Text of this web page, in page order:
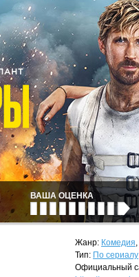
ВАША ОЦЕНКА
Жанр: Комедия,
Тип: По сериалу
Официальный